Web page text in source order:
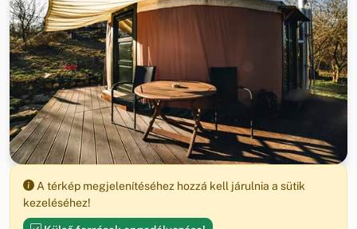
A térkép megjelenítéséhez hozzá kell járulnia a sütik
kezeléséhez!